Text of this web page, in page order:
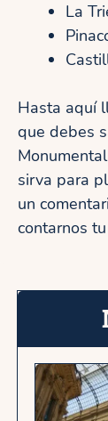
La
Hasta aquí
que debes
sirva para
un
contarnos